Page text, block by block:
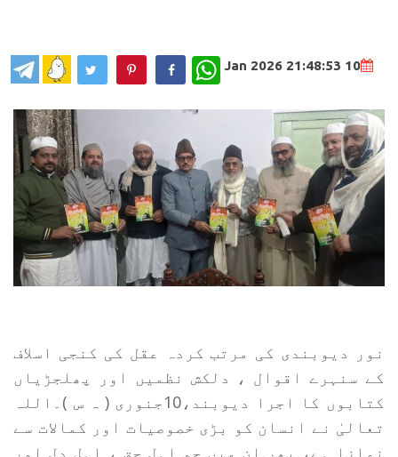
10 Jan 2026 21:48:53
WhatsApp
نور دیوبندی کی مرتب کردہ عقل کی کنجی اسلاف
کے سنہرے اقوال ، دلکش نظمیں اور پھلجڑیاں
کتابوں کا اجرا دیوبند،10جنوری ( ہ س )۔اللہ
تعالیٰ نے انسان کو بڑی خصوصیات اور کمالات سے
نوازا ہے، پھر ان میں جو اہل حق ، اہل دل اور